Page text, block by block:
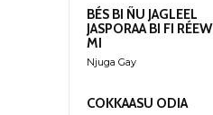
BÉS BI ÑU JAGLEEL
JASPORAA BI FI RÉEW
MI
Njuga Gay
COKKAASU ODIA